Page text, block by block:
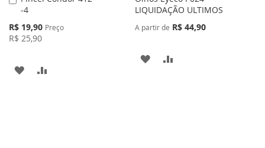
-4
Preço
Especial
R$ 19,90 Preço
R$ 25,90
ao
Carrinho
ADICIONAR
LIQUIDAÇÃO ULTIMOS
A partir de R$ 44,90
ADICIONAR